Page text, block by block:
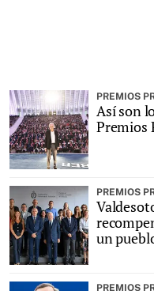
PREMIOS
Así son
Premios
PREMIOS
un
PREMIOS